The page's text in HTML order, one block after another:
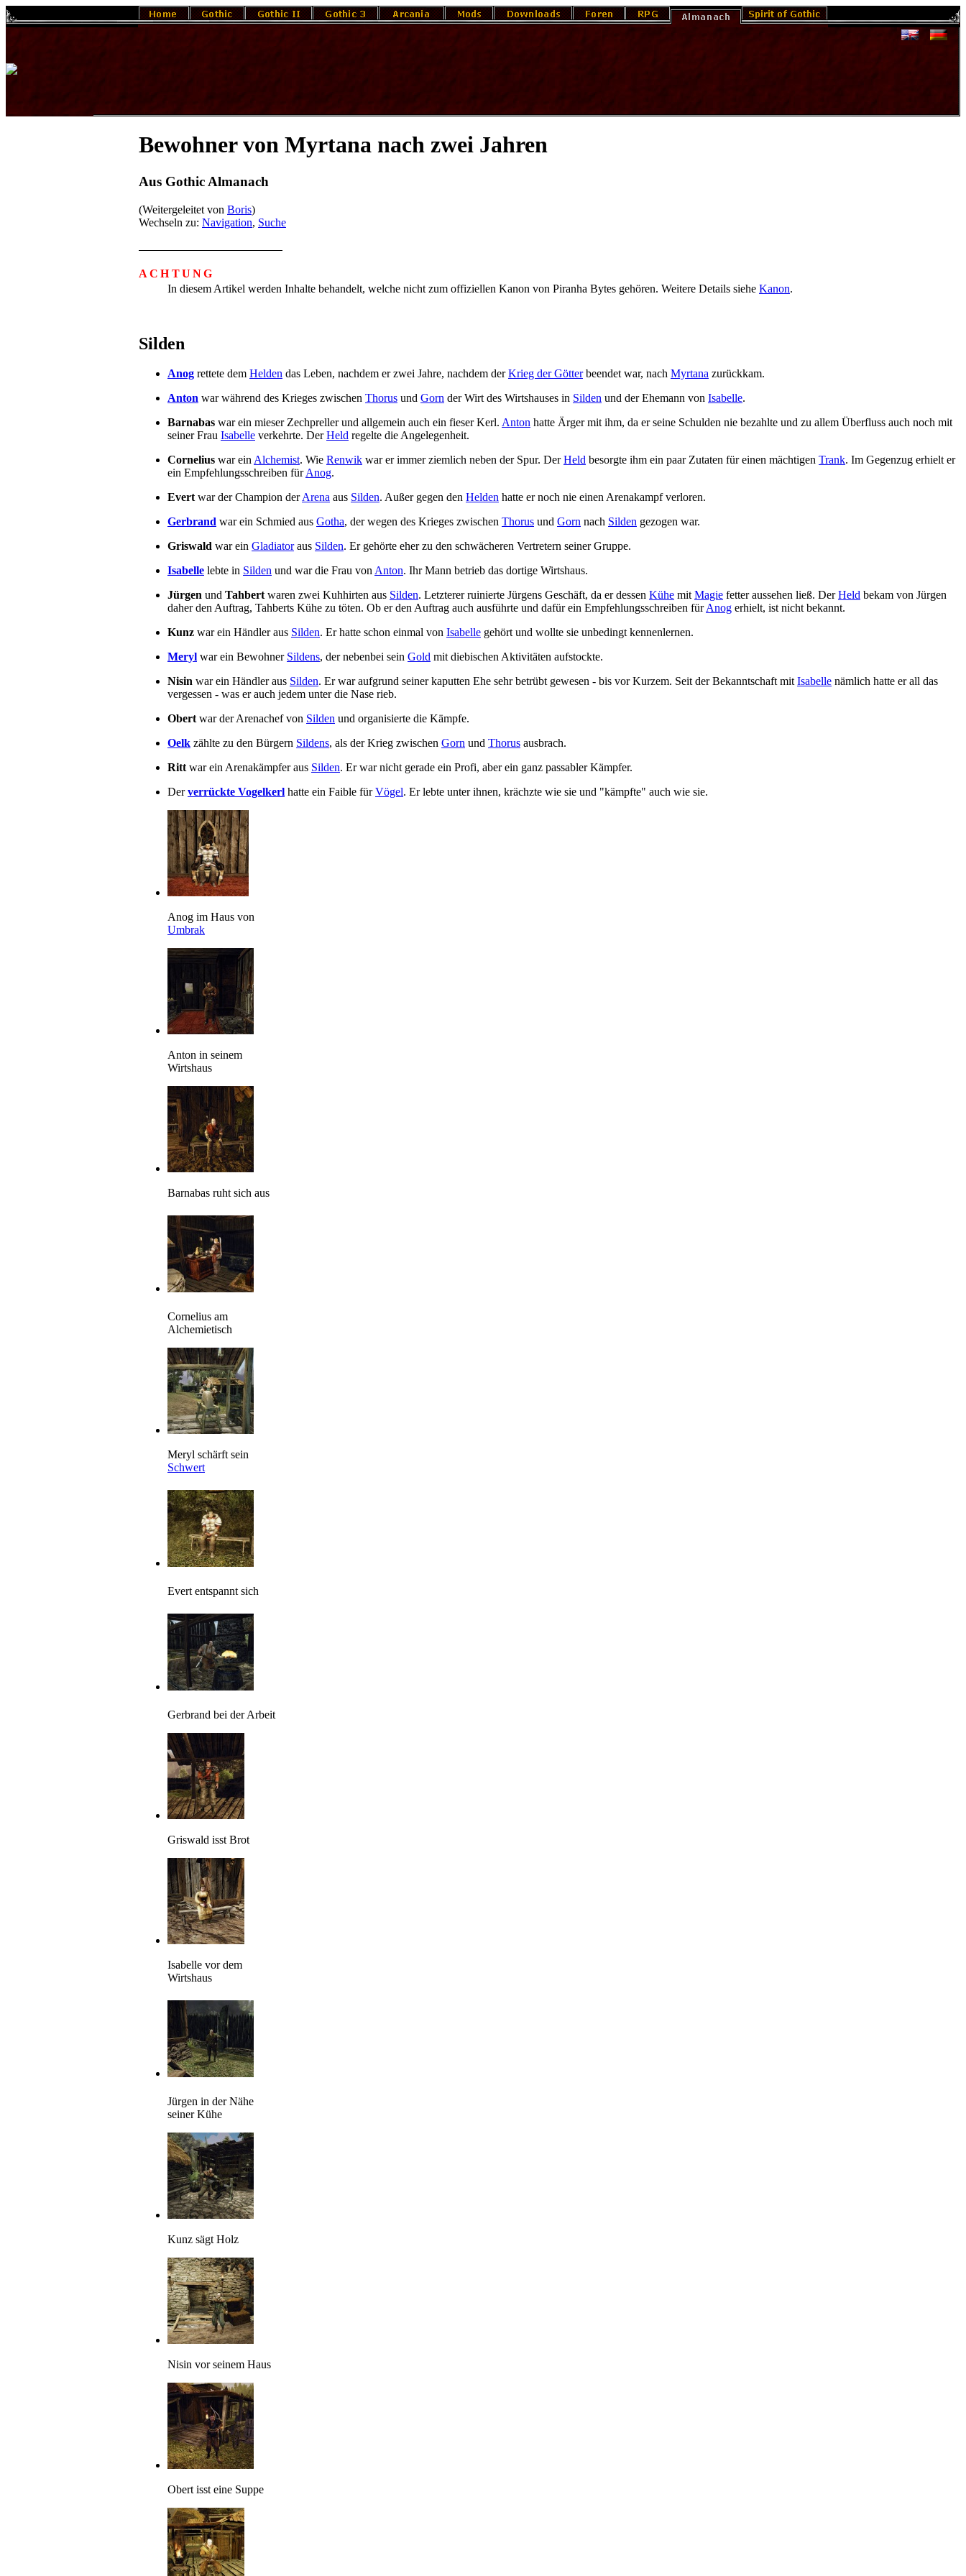
Bewohner von Myrtana nach zwei Jahren
Aus Gothic Almanach
(Weitergeleitet von Boris)
Wechseln zu: Navigation, Suche
ACHTUNG
In diesem Artikel werden Inhalte behandelt, welche nicht zum offiziellen Kanon von Piranha Bytes gehören. Weitere Details siehe Kanon.
Silden
Anog rettete dem Helden das Leben, nachdem er zwei Jahre, nachdem derKrieg der Götterbeendet war, nach Myrtana zurückkam.
Anton war während des Krieges zwischen Thorus und Gorn der Wirt des Wirtshauses in Silden und der Ehemann von Isabelle.
Barnabas war ein mieser Zechpreller und allgemein auch ein fieser Kerl. Anton hatte Ärger mit ihm, da er seine Schulden nie bezahlte und zu allem Überfluss auch noch mit
seiner Frau Isabelle verkehrte. DerHeld regelte die Angelegenheit.
Cornelius war einAlchemist. Wie Renwik war er immer ziemlich neben der Spur. DerHeld besorgte ihm ein paar Zutaten für einen mächtigen Trank. Im Gegenzug erhielt er
ein Empfehlungsschreiben fürAnog.
Evertwar der Champion derArena aus Silden. Außer gegen den Helden hatte er noch nie einen Arenakampf verloren.
Gerbrand war ein Schmied aus Gotha, der wegen des Krieges zwischen Thorus und Gorn nach Silden gezogen war.
Griswald war ein Gladiatoraus Silden. Er gehörte eher zu den schwächeren Vertretern seiner Gruppe.
Isabelle lebte in Silden und war die Frau vonAnton. Ihr Mann betrieb das dortige Wirtshaus.
Jürgen und Tahbertwaren zwei Kuhhirten aus Silden. Letzterer ruinierte Jürgens Geschäft, da er dessen Kühe mitMagie fetter aussehen ließ. DerHeld bekam von Jürgen
daher den Auftrag, Tahberts Kühe zu töten. Ob er den Auftrag auch ausführte und dafür ein Empfehlungsschreiben fürAnog erhielt, ist nicht bekannt.
Kunz war ein Händler aus Silden. Er hatte schon einmal von Isabelle gehört und wollte sie unbedingt kennenlernen.
Meryl war ein Bewohner Sildens, der nebenbei sein Gold mit diebischen Aktivitäten aufstockte.
Nisin war ein Händler aus Silden. Er war aufgrund seiner kaputten Ehe sehr betrübt gewesen - bis vor Kurzem. Seit der Bekanntschaft mitIsabelle nämlich hatte er all das
vergessen - was er auch jedem unter die Nase rieb.
Obertwar der Arenachef von Silden und organisierte die Kämpfe.
Oelk zählte zu den Bürgern Sildens, als der Krieg zwischen Gorn und Thorus ausbrach.
Rittwar ein Arenakämpfer aus Silden. Er war nicht gerade ein Profi, aber ein ganz passabler Kämpfer.
Derverrückte Vogelkerl hatte ein Faible fürVögel. Er lebte unter ihnen, krächzte wie sie und "kämpfte" auch wie sie.
Anog im Haus von
Umbrak
Anton in seinem
Wirtshaus
Barnabas ruht sich aus
Cornelius am
Alchemietisch
Meryl schärft sein
Schwert
Evert entspannt sich
Gerbrand bei der Arbeit
Griswald isst Brot
Isabelle vor dem
Wirtshaus
Jürgen in der Nähe
seiner Kühe
Kunz sägt Holz
Nisin vor seinem Haus
Obert isst eine Suppe